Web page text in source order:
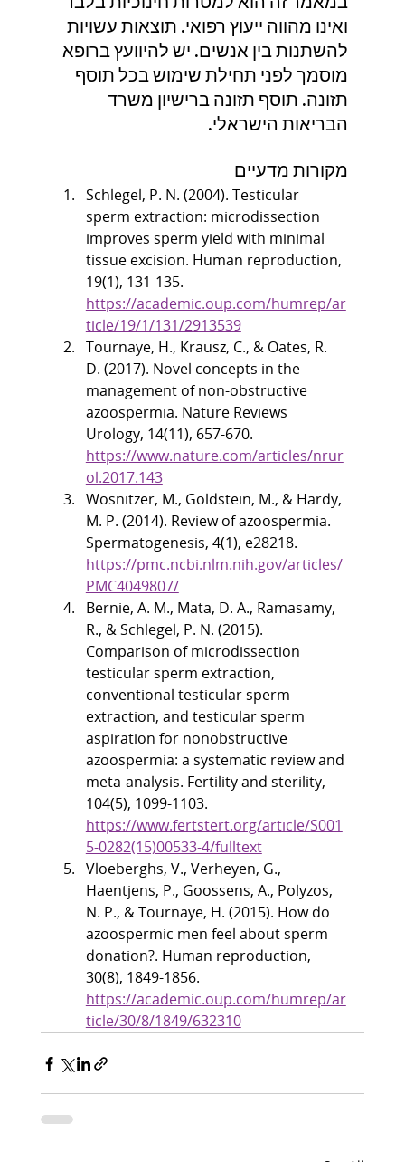
ואינו מהווה ייעוץ רפואי. תוצאות עשויות
להשתנות בין אנשים. יש להיוועץ ברופא
מוסמך לפני תחילת שימוש בכל תוסף
תזונה. תוסף תזונה ברישיון משרד
הבריאות הישראלי.
מקורות מדעיים
Schlegel, P. N. (2004). Testicular
sperm extraction: microdissection
improves sperm yield with minimal
tissue excision. Human reproduction,
19(1), 131-135.
https://academic.oup.com/humrep/ar
ticle/19/1/131/2913539
Tournaye, H., Krausz, C., & Oates, R.
D. (2017). Novel concepts in the
management of non-obstructive
azoospermia. Nature Reviews
Urology, 14(11), 657-670.
https://www.nature.com/articles/nrur
ol.2017.143
Wosnitzer, M., Goldstein, M., & Hardy,
M. P. (2014). Review of azoospermia.
Spermatogenesis, 4(1), e28218.
https://pmc.ncbi.nlm.nih.gov/articles/
PMC4049807/
Bernie, A. M., Mata, D. A., Ramasamy,
R., & Schlegel, P. N. (2015).
Comparison of microdissection
testicular sperm extraction,
conventional testicular sperm
extraction, and testicular sperm
aspiration for nonobstructive
azoospermia: a systematic review and
meta-analysis. Fertility and sterility,
104(5), 1099-1103.
https://www.fertstert.org/article/S001
5-0282(15)00533-4/fulltext
Vloeberghs, V., Verheyen, G.,
Haentjens, P., Goossens, A., Polyzos,
N. P., & Tournaye, H. (2015). How do
azoospermic men feel about sperm
donation?. Human reproduction,
30(8), 1849-1856.
https://academic.oup.com/humrep/ar
ticle/30/8/1849/632310